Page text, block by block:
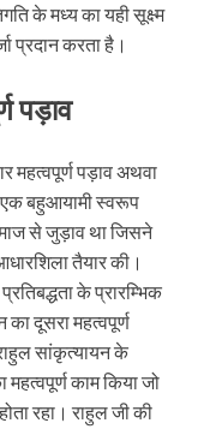
के मध्य का यही सूक्ष्म
प्रदान करता है।
पड़ाव
महत्वपूर्ण पड़ाव अथवा
एक बहुआयामी स्वरूप
से जुड़ाव था जिसने
तैयार की।
के प्रारम्भिक
दूसरा महत्वपूर्ण
राहुल सांकृत्यायन के
काम किया जो
रहा। राहुल जी की